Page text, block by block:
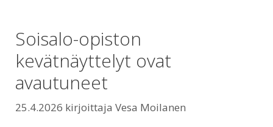
Soisalo-opiston
kevätnäyttelyt ovat
avautuneet
25.4.2026 kirjoittaja Vesa Moilanen